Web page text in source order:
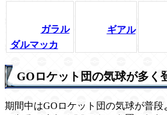
ガラル
ダルマッカ
ギアル
GOロケット団の気球が多く
期間中はGOロケット団の気球が普段